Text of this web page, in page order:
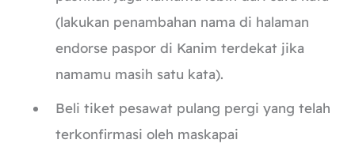
(lakukan penambahan nama di halaman
endorse paspor di Kanim terdekat jika
namamu masih satu kata).
Beli tiket pesawat pulang pergi yang telah
terkonfirmasi oleh maskapai